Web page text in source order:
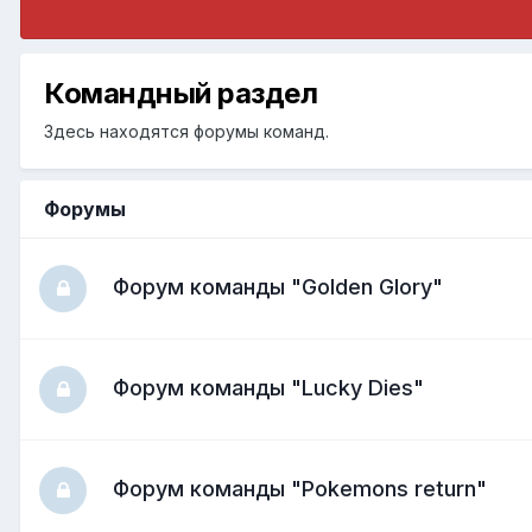
Командный раздел
Здесь находятся форумы команд.
Форумы
Форум команды "Golden Glory"
Форум команды "Lucky Dies"
Форум команды "Pokemons return"